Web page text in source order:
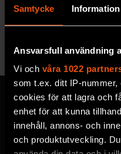
Samtycke Information
Ansvarsfull användning
Vi och våra 1022
som t.ex. ditt IP-
cookies för att lagra och
enhet för att kunna
innehåll, annons- och
och produktutveckling.